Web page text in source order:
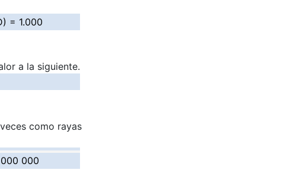
1.000
a la siguiente.
como rayas
000